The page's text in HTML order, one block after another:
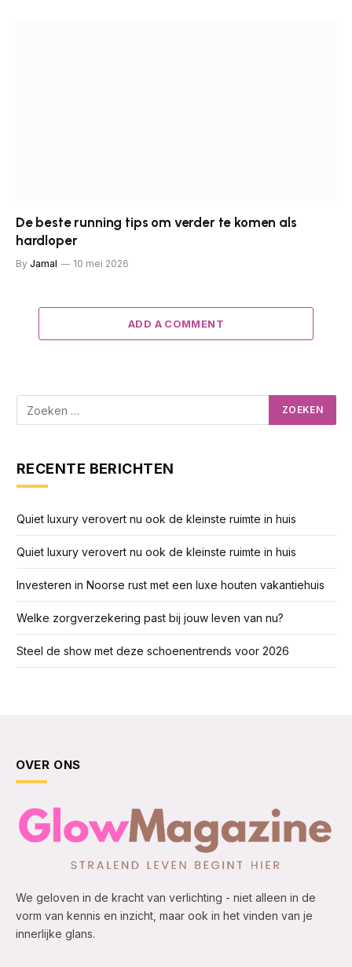
De beste running tips om verder te komen als
hardloper
By Jamal 10 mei 2026
ADD A COMMENT
RECENTE BERICHTEN
Quiet luxury verovert nu ook de kleinste ruimte in huis
Quiet luxury verovert nu ook de kleinste ruimte in huis
Investeren in Noorse rust met een luxe houten vakantiehuis
Welke zorgverzekering past bij jouw leven van nu?
Steel de show met deze schoenentrends voor 2026
OVER ONS
We geloven in de kracht van verlichting - niet alleen in de
vorm van kennis en inzicht, maar ook in het vinden van je
innerlijke glans.